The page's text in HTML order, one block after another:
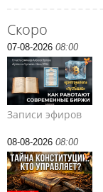
Скоро
07-08-2026 08:00
Записи эфиров
08-08-2026 08:00